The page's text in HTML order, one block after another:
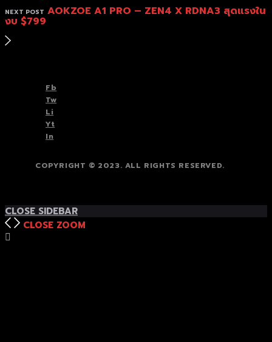
NEXT POST AOKZOE A1 PRO – ZEN4 X RDNA3 สุดแรงใน
งบ $799
Fb
Tw
Li
Yt
In
COPYRIGHT © 2023. ALL RIGHTS RESERVED.
CLOSE SIDEBAR
CLOSE ZOOM